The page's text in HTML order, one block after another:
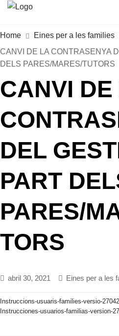
Home
Eines per a les families
CANVI DE LA CONTRASENYA
DELS PARES/MARES/TUTORS
CANVI
DEL
PART
PARES/
TORS
abril 30, 2021 Eines per a les
Instruccions-usuaris-families-versio-
Instrucciones-usuarios-familias-version-